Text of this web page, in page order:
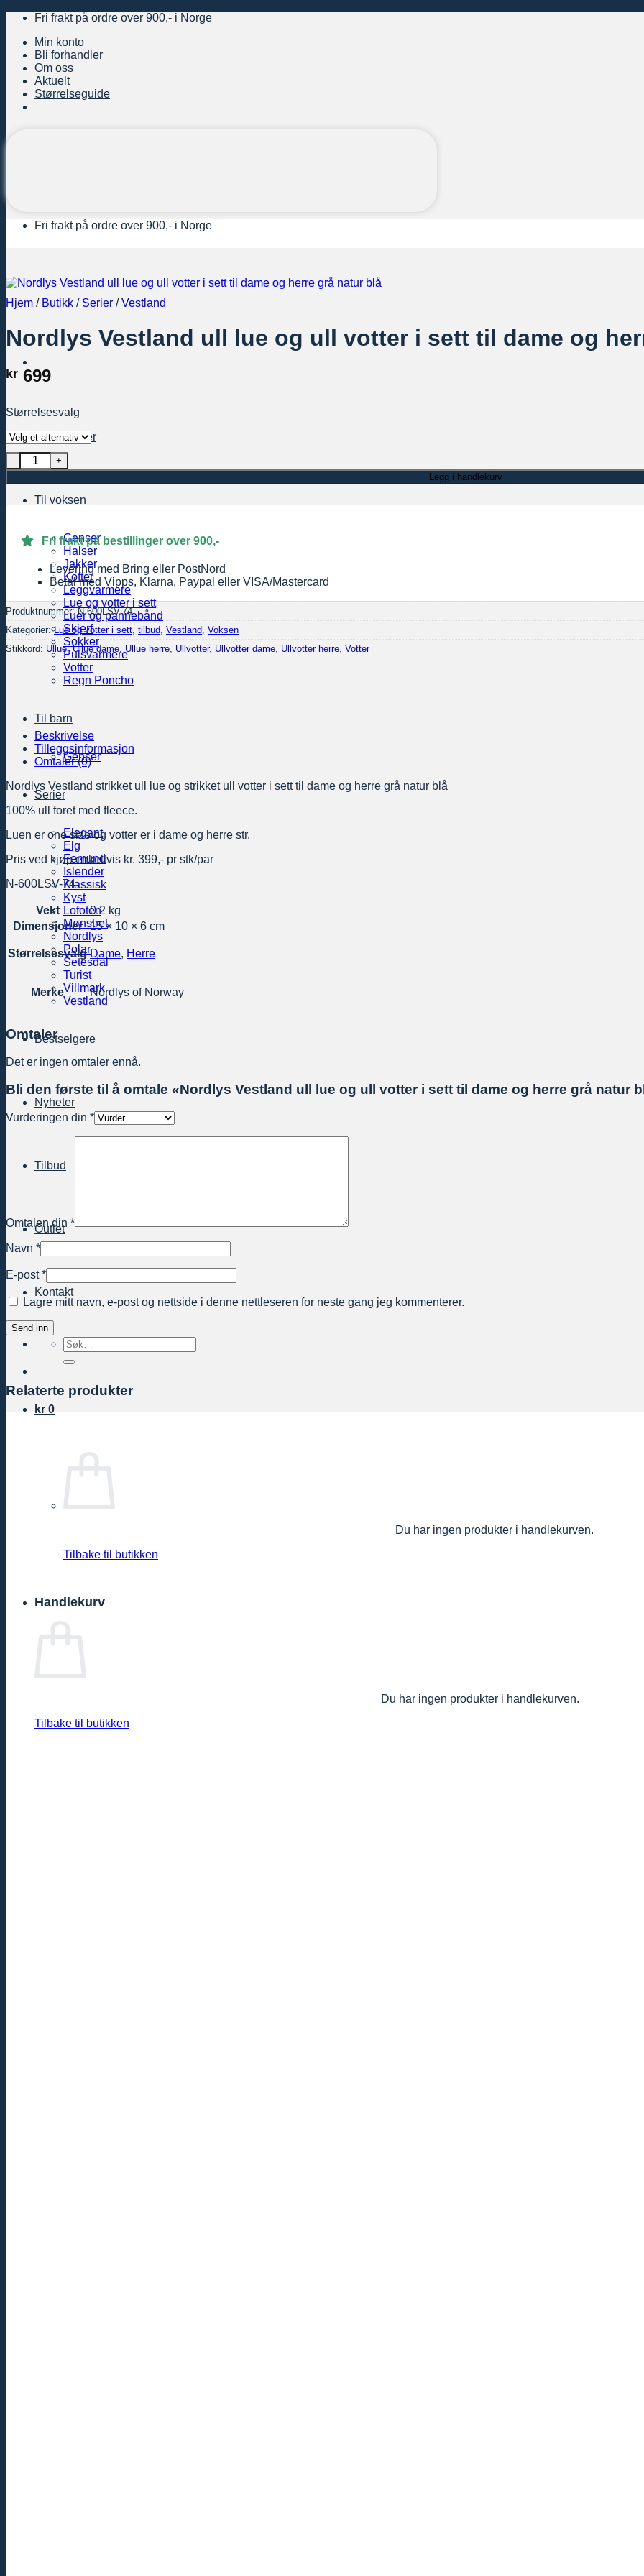
Skip
content
Fri frakt på ordre over 900,- i Norge
Min konto
Bli forhandler
Om oss
Aktuelt
Størrelseguide
Sportsbriller
Til voksen
Genser
Halser
Jakker
Kofter
Leggvarmere
Lue og votter i sett
Luer og pannebånd
Skjerf
Sokker
Pulsvarmere
Votter
Regn Poncho
Til barn
Genser
Serier
Elegant
Elg
Femund
Islender
Klassisk
Kyst
Lofoten
Mønstret
Nordlys
Polar
Setesdal
Turist
Villmark
Vestland
Bestselgere
Nyheter
Tilbud
Outlet
Kontakt
Søk
etter:
kr 0
Du har ingen produkter i handlekurven.
Tilbake til butikken
Handlekurv
Du har ingen produkter i handlekurven.
Tilbake til butikken
Fri frakt på ordre over 900,- i Norge
Hjem / Butikk / Serier / Vestland
Nordlys Vestland ull lue og ull votter i sett til dame og
kr 699
Størrelsesvalg
Nordlys Vestland ull lue og ull votter i sett til dame og herre grå natur blå antall
Legg i handlekurv
Fri frakt på bestillinger over 900,-
Levering med Bring eller PostNord
Betal med Vipps, Klarna, Paypal eller VISA/Mastercard
Produktnummer:N-600LSV-74
Kategorier:Lue og votter i sett, tilbud, Vestland, Voksen
Stikkord: Ullue,Ullue dame, Ullue herre, Ullvotter, Ullvotter dame, Ullvotter herre, Votter
Beskrivelse
Tilleggsinformasjon
Omtaler (0)
Nordlys Vestland strikket ull lue og strikket ull votter i sett til dame og herre grå natur blå
100% ull foret med fleece.
Luen er one size og votter er i dame og herre str.
Pris ved kjøp enkeltvis kr. 399,- pr stk/par
N-600LSV-74
Vekt
0,2 kg
Dimensjoner
15 × 10 × 6 cm
Størrelsesvalg Dame, Herre
Merke Nordlys of Norway
Omtaler
Det er ingen omtaler ennå.
Bli den første til å omtale «Nordlys Vestland ull lue og ull votter i sett til dame og herre grå natur
Vurderingen din *
Omtalen din *
Navn *
E-post*
Lagre mitt navn, e-post og nettside i denne nettleseren for neste gang jeg kommenterer.
Relaterte produkter